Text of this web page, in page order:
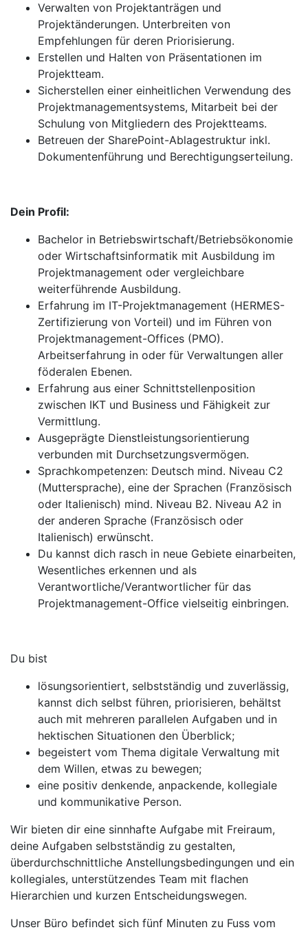
Verwalten von Projektanträgen und
Projektänderungen. Unterbreiten von
Empfehlungen für deren Priorisierung.
Erstellen und Halten von Präsentationen im
Projektteam.
Sicherstellen einer einheitlichen Verwendung des
Projektmanagementsystems, Mitarbeit bei der
Schulung von Mitgliedern des Projektteams.
Betreuen der SharePoint-Ablagestruktur inkl.
Dokumentenführung und Berechtigungserteilung.
Dein Profil:
Bachelor in Betriebswirtschaft/Betriebsökonomie
oder Wirtschaftsinformatik mit Ausbildung im
Projektmanagement oder vergleichbare
weiterführende Ausbildung.
Erfahrung im IT-Projektmanagement (HERMES-
Zertifizierung von Vorteil) und im Führen von
Projektmanagement-Offices (PMO).
Arbeitserfahrung in oder für Verwaltungen aller
föderalen Ebenen.
Erfahrung aus einer Schnittstellenposition
zwischen IKT und Business und Fähigkeit zur
Vermittlung.
Ausgeprägte Dienstleistungsorientierung
verbunden mit Durchsetzungsvermögen.
Sprachkompetenzen: Deutsch mind. Niveau C2
(Muttersprache), eine der Sprachen (Französisch
oder Italienisch) mind. Niveau B2. Niveau A2 in
der anderen Sprache (Französisch oder
Italienisch) erwünscht.
Du kannst dich rasch in neue Gebiete einarbeiten,
Wesentliches erkennen und als
Verantwortliche/Verantwortlicher für das
Projektmanagement-Office vielseitig einbringen.
Du bist
lösungsorientiert, selbstständig und zuverlässig,
kannst dich selbst führen, priorisieren, behältst
auch mit mehreren parallelen Aufgaben und in
hektischen Situationen den Überblick;
begeistert vom Thema digitale Verwaltung mit
dem Willen, etwas zu bewegen;
eine positiv denkende, anpackende, kollegiale
und kommunikative Person.
Wir bieten dir eine sinnhafte Aufgabe mit Freiraum,
deine Aufgaben selbstständig zu gestalten,
überdurchschnittliche Anstellungsbedingungen und ein
kollegiales, unterstützendes Team mit flachen
Hierarchien und kurzen Entscheidungswegen.
Unser Büro befindet sich fünf Minuten zu Fuss vom